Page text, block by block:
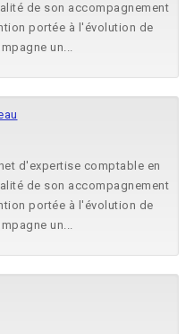
de son accompagnement
portée à l'évolution de
un...
d'expertise comptable en
de son accompagnement
portée à l'évolution de
un...